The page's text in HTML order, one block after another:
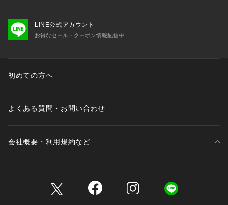
LINE公式アカウント
お得なセール・クーポン情報配信中
初めての方へ
よくある質問・お問い合わせ
会社概要・利用規約など